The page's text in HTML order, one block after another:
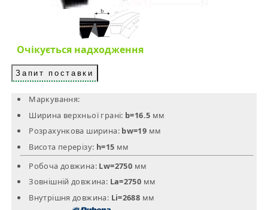
Очікується надходження
Запит поставки
Маркування:
Ширина верхньої грані: b=16.5 мм
Розрахункова ширина: bw=19 мм
Висота перерізу: h=15 мм
Робоча довжина: Lw=2750 мм
Зовнішній довжина: La=2750 мм
Внутрішня довжина: Li=2688 мм